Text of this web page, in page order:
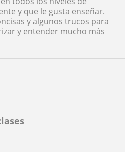
y que le gusta enseñar.
y algunos trucos para
y entender mucho más